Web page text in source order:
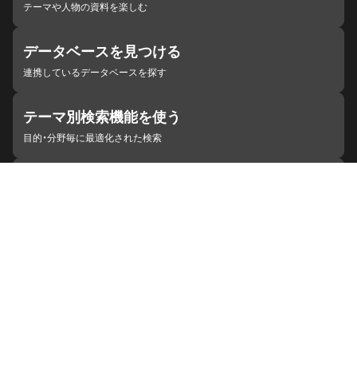
テーマや人物の資料を楽しむ
データベースを見つける
連携しているデータベースを探す
テーマ別検索機能を使う
目的・分野毎に最適化された検索